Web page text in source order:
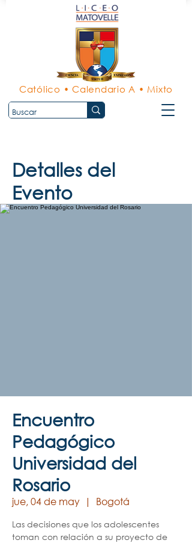
Católico • Calendario A • Mixto
Encuentro
Pedagógico
Universidad del
Rosario
jue, 04 de may
  |
Bogotá
Las decisiones que los adolescentes
toman con relación a su proyecto de
Detalles del
Evento